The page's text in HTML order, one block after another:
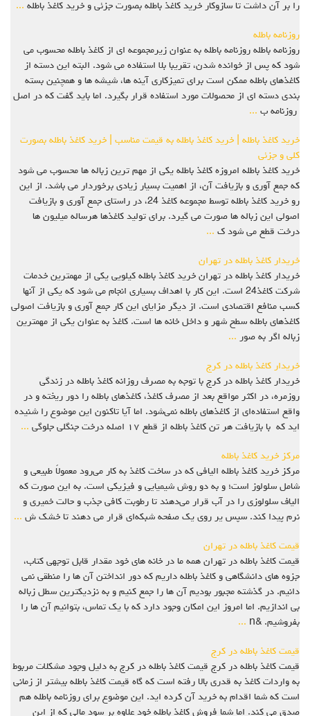
را بر آن داشت تا سازوکار خرید کاغذ باطله بصورت جزئی و خرید کاغذ باطله ...
روزنامه باطله
روزنامه باطله روزنامه باطله به عنوان زیرمجموعه ای از کاغذ باطله محسوب می
شود که پس از خوانده شدن، تقریبا بلا استفاده می شود. البته این دسته از
کاغذهای باطله ممکن است برای تمیزکاری آینه ها، شیشه ها و همچنین بسته
بندی دسته ای از محصولات مورد استفاده قرار بگیرد. اما باید گفت که در اصل
روزنامه ب ...
خرید کاغذ باطله | خرید کاغذ باطله به قیمت مناسب | خرید کاغذ باطله بصورت
کلی و جزئی
خرید کاغذ باطله امروزه کاغذ باطله یکی از مهم ترین زباله ها محسوب می شود
که جمع آوری و بازیافت آن، از اهمیت بسیار زیادی برخوردار می باشد. از این
رو خرید کاغذ باطله توسط مجموعه کاغذ 24، در راستای جمع آوری و بازیافت
اصولی این زباله ها صورت می گیرد. برای تولید کاغذها هرساله میلیون ها
درخت قطع می شود ک ...
خریدار کاغذ باطله در تهران
خریدار کاغذ باطله در تهران خرید کاغذ باطله کیلویی یکی از مهمترین خدمات
شرکت کاغذ24 است. این کار با اهداف بسیاری انجام می شود که یکی از آنها
کسب منافع اقتصادی است. از دیگر مزایای این کار جمع آوری و بازیافت اصولی
کاغذهای باطله سطح شهر و داخل خانه ها است. کاغذ به عنوان یکی از مهمترین
زباله اگر به صور ...
خریدار کاغذ باطله در کرج
خریدار کاغذ باطله در کرج با توجه به مصرف روزانه کاغذ باطله در زندگی
روزمره، در اکثر مواقع بعد از مصرف کاغذ، کاغذهای باطله را دور ریخته و در
واقع استفاده‌ای از کاغذهای باطله نمی‌شود. اما آیا تاکنون این موضوع را شنیده
اید که با بازیافت هر تن کاغذ باطله از قطع ۱۷ اصله درخت جنگلی جلوگی
...
مرکز خرید کاغذ باطله
مرکز خرید کاغذ باطله الیافی که در ساخت کاغذ به‌ کار می‌رود معمولاً طبیعی و
شامل سلولوز است؛ و به دو روش شیمیایی و فیزیکی است. به این صورت که
الیاف سلولوزی را در آب قرار می‌دهند تا رطوبت کافی جذب و حالت خمیری و
نرم پیدا کند. سپس یر روی یک صفحه شبکه‌ای قرار می ‌دهند تا خشک ش ...
قیمت کاغذ باطله در تهران
قیمت کاغذ باطله در تهران همه ما در خانه های خود مقدار قابل توجهی کتاب،
جزوه های دانشگاهی و کاغذ باطله داریم که دور انداختن آن ها را منطقی نمی
دانیم. در گذشته مجبور بودیم آن ها را جمع کنیم و به نزدیکترین سطل زباله
بی اندازیم. اما امروز این امکان وجود دارد که با یک تماس، بتوانیم آن ها را
بفروشیم. &n
...
قیمت کاغذ باطله در کرج
قیمت کاغذ باطله در کرج قیمت کاغذ باطله در کرج به دلیل وجود مشکلات مربوط
به واردات کاغذ به قدری بالا رفته است که گاه قیمت کاغذ باطله بیشتر از زمانی
است که شما اقدام به خرید آن کرده اید. این موضوع برای روزنامه باطله هم
صدق می کند. اما شما فروش کاغذ باطله خود علاوه بر سود مالی که از این